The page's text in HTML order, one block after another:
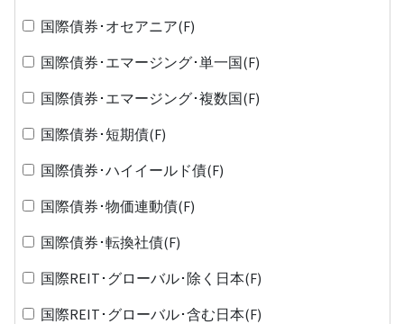
国際債券･オセアニア(F)
国際債券･エマージング･単一国(F)
国際債券･エマージング･複数国(F)
国際債券･短期債(F)
国際債券･ハイイールド債(F)
国際債券･物価連動債(F)
国際債券･転換社債(F)
国際REIT･グローバル･除く日本(F)
国際REIT･グローバル･含む日本(F)